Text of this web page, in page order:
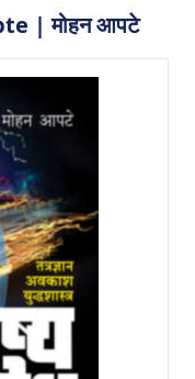
| मोहन आपटे